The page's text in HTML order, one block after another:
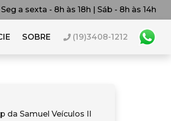
Seg a sexta - 8h às 18h | Sáb - 8h às 14h
SOBRE (19)3408-1212
da Samuel Veículos II